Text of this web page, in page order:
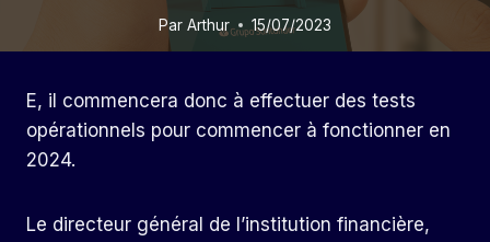
Par Arthur 15/07/2023
E, il commencera donc à effectuer des tests
opérationnels pour commencer à fonctionner en
2024.
Le directeur général de l’institution financière,